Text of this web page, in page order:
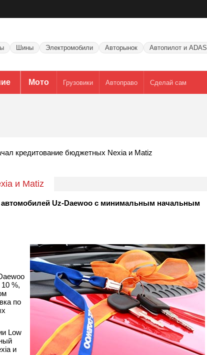
Шины Электромобили Авторынок Автопилот и ADAS
Мото Грузовики Автоправо Сделай сам
кредитование бюджетных Nexia и Matiz
и Matiz
автомобилей Uz-Daewoo с минимальным начальным
%,
по
Low
и